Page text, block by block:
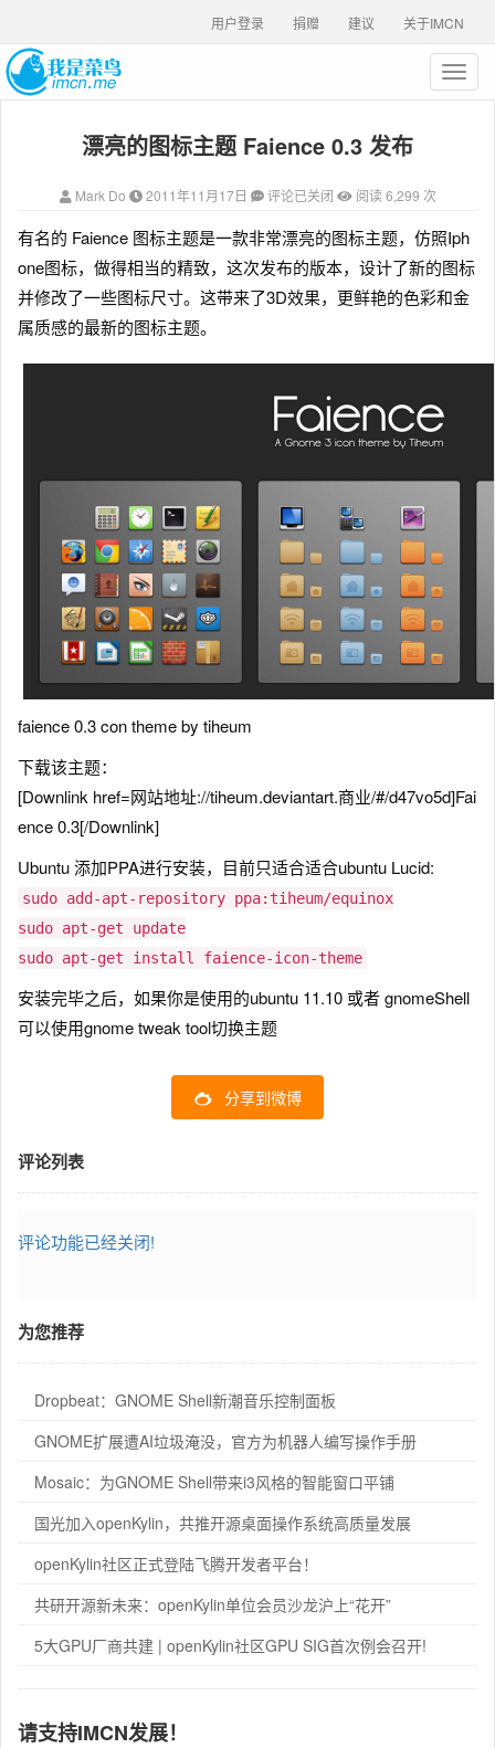
关于IMCN
建议
捐赠
用户登录
T
o
v
i
g
i
漂亮的图标主题 Faience 0.3 发布
Mark Do 2011年11月17日 评论已关闭 阅读 6,299 次
有名的 Faience 图标主题是一款非常漂亮的图标主题，仿照Iph
one图标，做得相当的精致，这次发布的版本，设计了新的图标
并修改了一些图标尺寸。这带来了3D效果，更鲜艳的色彩和金
属质感的最新的图标主题。
faience 0.3 con theme by tiheum
下载该主题：
[Downlink href=网站地址://tiheum.deviantart.商业/#/d47vo5d]Fai
ence 0.3[/Downlink]
Ubuntu 添加PPA进行安装，目前只适合适合ubuntu Lucid:
sudo add-apt-repository ppa:tiheum/equinox
sudo apt-get update
sudo apt-get install faience-icon-theme
安装完毕之后，如果你是使用的ubuntu 11.10 或者 gnomeShell
可以使用gnome tweak tool切换主题
分享到微博
评论列表
评论功能已经关闭!
为您推荐
Dropbeat：GNOME Shell新潮音乐控制面板
GNOME扩展遭AI垃圾淹没，官方为机器人编写操作手册
Mosaic：为GNOME Shell带来i3风格的智能窗口平铺
国光加入openKylin，共推开源桌面操作系统高质量发展
openKylin社区正式登陆飞腾开发者平台！
共研开源新未来：openKylin单位会员沙龙沪上“花开”
5大GPU厂商共建 | openKylin社区GPU SIG首次例会召开!
请支持IMCN发展！